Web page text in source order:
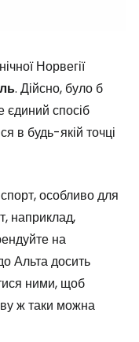
Норвегії
. Дійсно, було б
єдиний спосіб
в будь-якій точці
особливо для
наприклад,
на
Альта досить
ними, щоб
ж таки можна